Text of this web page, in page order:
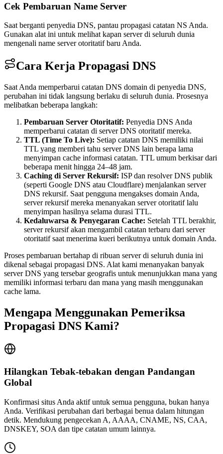
Cek Pembaruan Name Server
Saat berganti penyedia DNS, pantau propagasi catatan NS Anda.
Gunakan alat ini untuk melihat kapan server di seluruh dunia
mengenali name server otoritatif baru Anda.
Cara Kerja Propagasi DNS
Saat Anda memperbarui catatan DNS domain di penyedia DNS,
perubahan ini tidak langsung berlaku di seluruh dunia. Prosesnya
melibatkan beberapa langkah:
Pembaruan Server Otoritatif: Penyedia DNS Anda
memperbarui catatan di server DNS otoritatif mereka.
TTL (Time To Live): Setiap catatan DNS memiliki nilai
TTL yang memberi tahu server DNS lain berapa lama
menyimpan cache informasi catatan. TTL umum berkisar dari
beberapa menit hingga 24–48 jam.
Caching di Server Rekursif: ISP dan resolver DNS publik
(seperti Google DNS atau Cloudflare) menjalankan server
DNS rekursif. Saat pengguna mengakses domain Anda,
server rekursif mereka menanyakan server otoritatif lalu
menyimpan hasilnya selama durasi TTL.
Kedaluwarsa & Penyegaran Cache: Setelah TTL berakhir,
server rekursif akan mengambil catatan terbaru dari server
otoritatif saat menerima kueri berikutnya untuk domain Anda.
Proses pembaruan bertahap di ribuan server di seluruh dunia ini
dikenal sebagai propagasi DNS. Alat kami menanyakan banyak
server DNS yang tersebar geografis untuk menunjukkan mana yang
memiliki informasi terbaru dan mana yang masih menggunakan
cache lama.
Mengapa Menggunakan Pemeriksa
Propagasi DNS Kami?
Hilangkan Tebak‑tebakan dengan Pandangan
Global
Konfirmasi situs Anda aktif untuk semua pengguna, bukan hanya
Anda. Verifikasi perubahan dari berbagai benua dalam hitungan
detik. Mendukung pengecekan A, AAAA, CNAME, NS, CAA,
DNSKEY, SOA dan tipe catatan umum lainnya.